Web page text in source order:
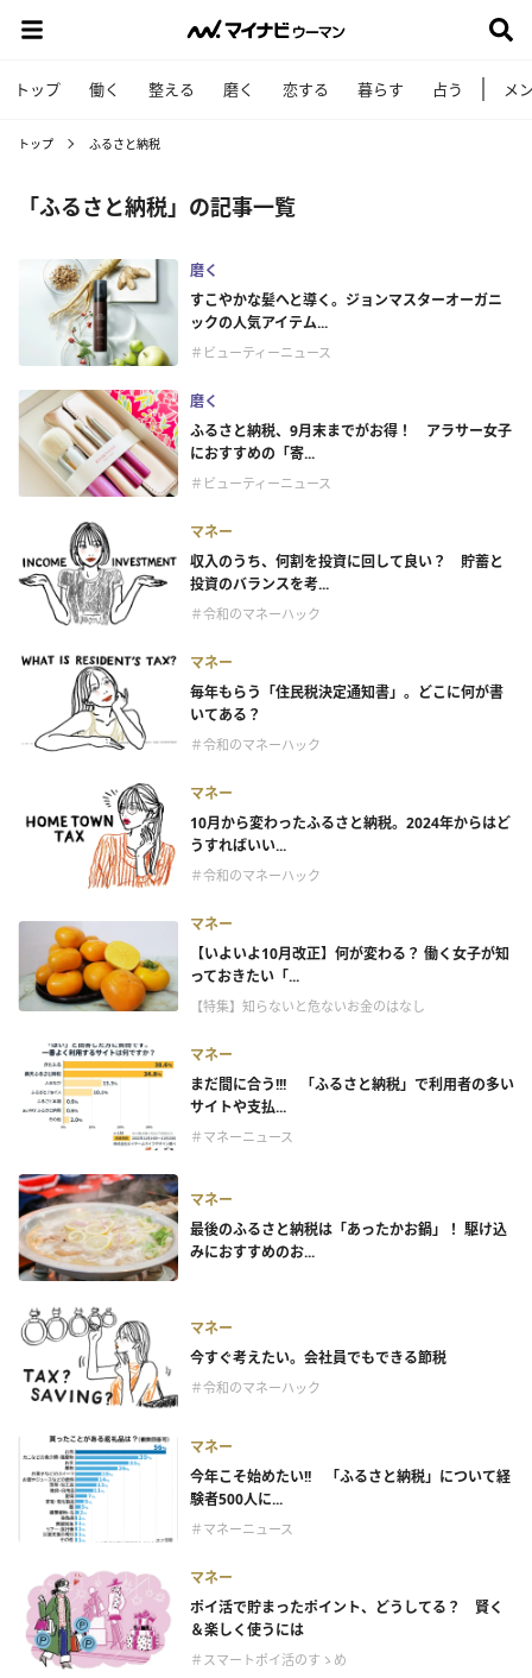
トップ 働く 整える 磨く 恋する 暮らす 占う メ
トップ ふるさと納税
「ふるさと納税」の記事一覧
磨く
すこやかな髪へと導く。ジョンマスターオーガニ
ックの人気アイテム...
＃ビューティーニュース
磨く
ふるさと納税、9月末までがお得！ アラサー女子
におすすめの「寄...
＃ビューティーニュース
マネー
収入のうち、何割を投資に回して良い？ 貯蓄と
投資のバランスを考...
＃令和のマネーハック
マネー
毎年もらう「住民税決定通知書」。どこに何が書
いてある？
＃令和のマネーハック
マネー
10月から変わったふるさと納税。2024年からはど
うすればいい...
＃令和のマネーハック
マネー
【いよいよ10月改正】何が変わる？ 働く女子が知
っておきたい「...
【特集】知らないと危ないお金のはなし
マネー
まだ間に合う!!! 「ふるさと納税」で利用者の多い
サイトや支払...
＃マネーニュース
マネー
最後のふるさと納税は「あったかお鍋」！ 駆け込
みにおすすめのお...
マネー
今すぐ考えたい。会社員でもできる節税
＃令和のマネーハック
マネー
今年こそ始めたい!! 「ふるさと納税」について経
験者500人に...
＃マネーニュース
マネー
ポイ活で貯まったポイント、どうしてる？ 賢く
＆楽しく使うには
＃スマートポイ活のすゝめ